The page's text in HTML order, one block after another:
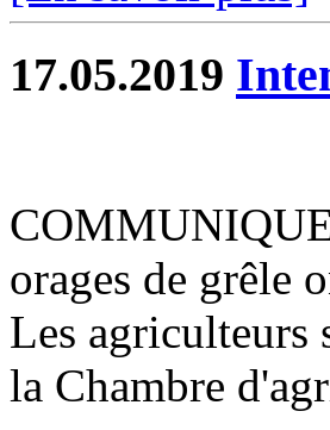
17.05.2019
orages de grêle
Les agriculteurs
la Chambre